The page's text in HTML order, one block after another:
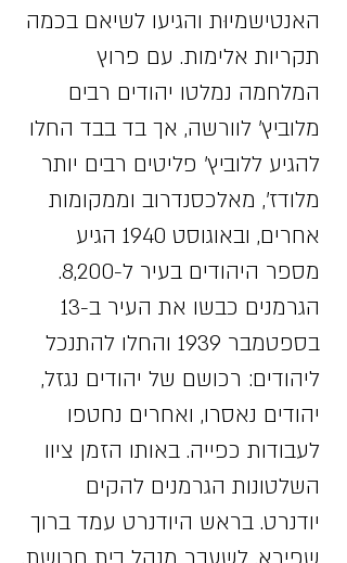
האנטישמיוּת והגיעו לשיאם בכמה
תקריות אלימות. עם פרוץ
המלחמה נמלטו יהודים רבים
מלוביץ' לוורשה, אך בד בבד החלו
להגיע ללוביץ' פליטים רבים יותר
מלודז', מאלכסנדרוב וממקומות
אחרים, ובאוגוסט 1940 הגיע
מספר היהודים בעיר ל-8,200.
הגרמנים כבשו את העיר ב-13
בספטמבר 1939 והחלו להתנכל
ליהודים: רכושם של יהודים נגזל,
יהודים נאסרו, ואחרים נחטפו
לעבודות כפייה. באותו הזמן ציוו
השלטונות הגרמנים להקים
יודנרט. בראש היודנרט עמד ברוך